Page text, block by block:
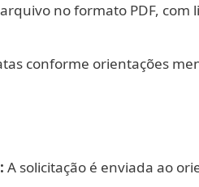
no formato PDF, com
conforme orientações
A solicitação é enviada ao